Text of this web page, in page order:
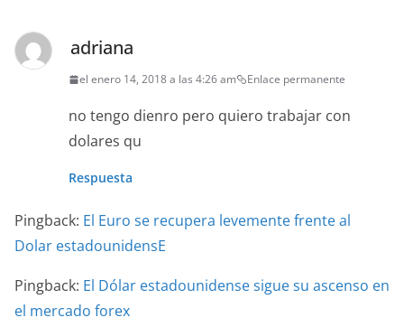
adriana
el enero 14, 2018 a las 4:26 am Enlace permanente
no tengo dienro pero quiero trabajar con
dolares qu
Respuesta
Pingback: El Euro se recupera levemente frente al
Dolar estadounidensE
Pingback: El Dólar estadounidense sigue su ascenso en
el mercado forex